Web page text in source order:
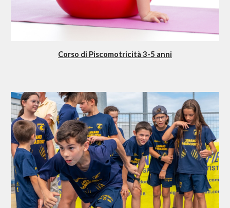
Corso di Piscomotricità 3-5 anni